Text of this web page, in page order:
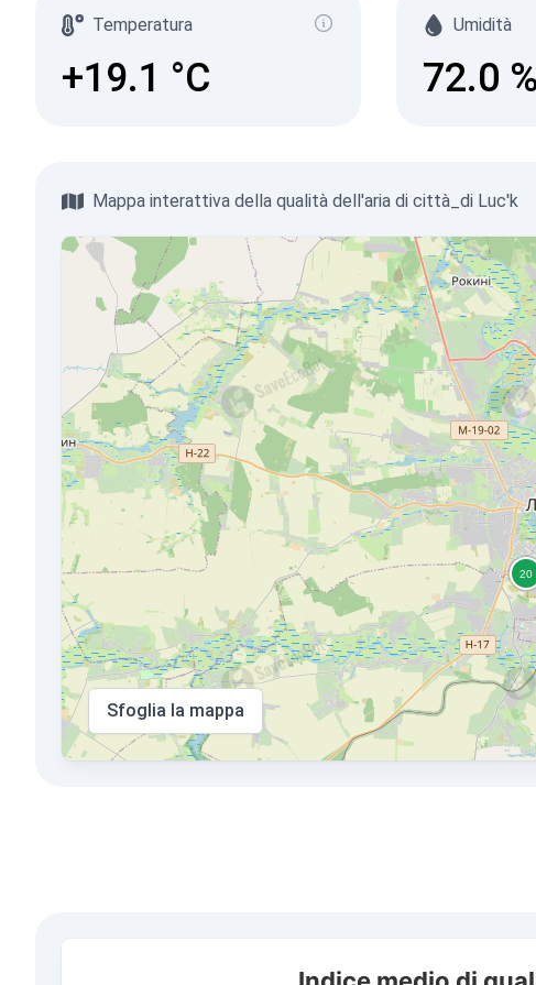
Temperatura
+19.1 °C
Umidità
72.0 %
Mappa interattiva della qualità dell'aria di città_di Luc'k
Sfoglia la mappa
Combination chart with 3 data series.